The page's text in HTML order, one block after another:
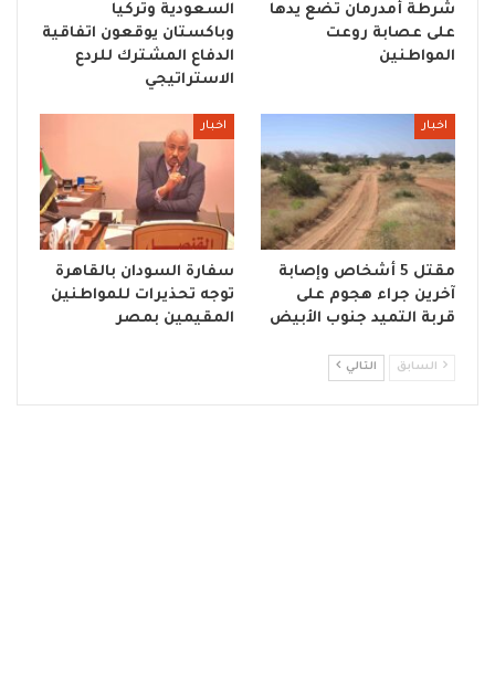
شرطة أمدرمان تضع يدها
على عصابة روعت
المواطنين
السعودية وتركيا
وباكستان يوقعون اتفاقية
الدفاع المشترك للردع
الاستراتيجي
اخبار
مقتل 5 أشخاص وإصابة
آخرين جراء هجوم على
قربة التميد جنوب الأبيض
اخبار
سفارة السودان بالقاهرة
توجه تحذيرات للمواطنين
المقيمين بمصر
السابق التالي